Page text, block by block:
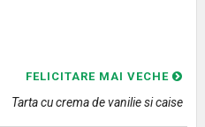
FELICITARE MAI VECHE
Tarta cu crema de vanilie si caise